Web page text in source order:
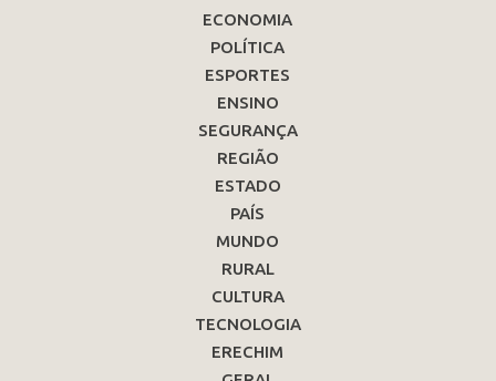
ECONOMIA
POLÍTICA
ESPORTES
ENSINO
SEGURANÇA
REGIÃO
ESTADO
PAÍS
MUNDO
RURAL
CULTURA
TECNOLOGIA
ERECHIM